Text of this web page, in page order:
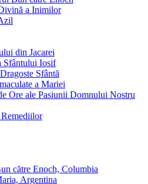
a Inimilor
din Jacarei
Sfântului Iosif
Sfântă
a Mariei
Ore ale Pasiunii Domnului Nostru
către Enoch, Columbia
Argentina